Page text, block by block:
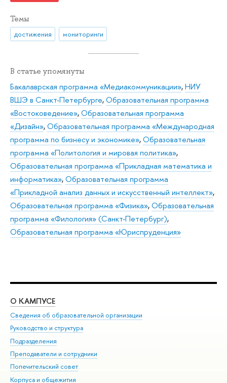
Темы
достижения мониторинги
В статье упомянуты
Бакалаврская программа «Медиакоммуникации»,НИУ
ВШЭ в Санкт-Петербурге,Образовательная программа
«Востоковедение»,Образовательная программа
«Дизайн»,Образовательная программа «Международная
программа по бизнесу и экономике»,Образовательная
программа «Политология и мировая политика»,
Образовательная программа «Прикладная математика и
информатика»,Образовательная программа
«Прикладной анализ данных и искусственный интеллект»,
Образовательная программа «Физика»,Образовательная
программа «Филология» (Санкт-Петербург),
Образовательная программа «Юриспруденция»
О КАМПУСЕ
Сведения об образовательной организации
Руководство и структура
Подразделения
Преподаватели и сотрудники
Попечительский совет
Корпуса и общежития